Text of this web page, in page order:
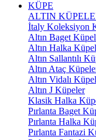
KÜPE
ALTIN
İtaly Koleksiyon
Altın Baget
Altın Halka
Altın Sallantılı
Altın Ataç
Altın Vidalı
Altın J Küpeler
Klasik Halka
Pırlanta Baget
Pırlanta Halka
Pırlanta Fantazi